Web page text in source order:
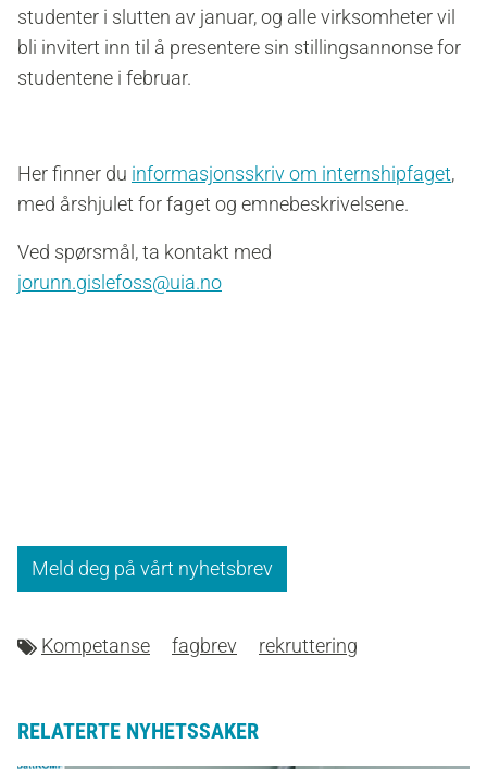
studenter i slutten av januar, og alle virksomheter vil
bli invitert inn til å presentere sin stillingsannonse for
studentene i februar.
Her finner du informasjonsskriv om internshipfaget,
med årshjulet for faget og emnebeskrivelsene.
Ved spørsmål, ta kontakt med
jorunn.gislefoss@uia.no
Meld deg på vårt nyhetsbrev
Kompetanse fagbrev rekruttering
RELATERTE NYHETSSAKER